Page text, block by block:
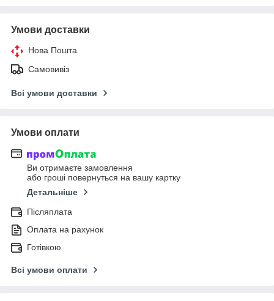
Умови доставки
Нова Пошта
Самовивіз
Всі умови доставки
Умови оплати
Ви отримаєте замовлення
або гроші повернуться на вашу картку
Детальніше
Післяплата
Оплата на рахунок
Готівкою
Всі умови оплати